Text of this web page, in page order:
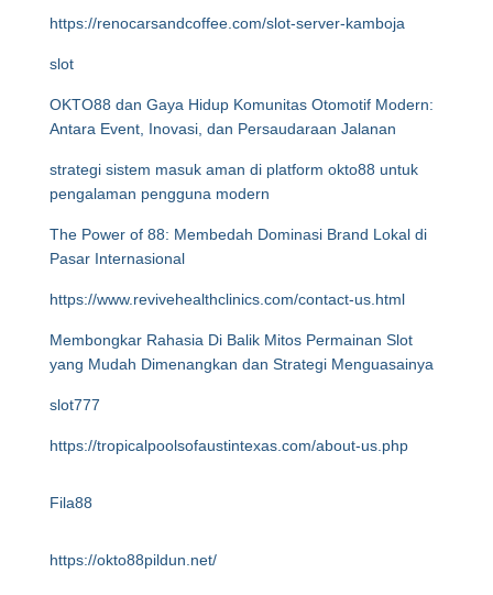
https://renocarsandcoffee.com/slot-server-kamboja
slot
OKTO88 dan Gaya Hidup Komunitas Otomotif Modern:
Antara Event, Inovasi, dan Persaudaraan Jalanan
strategi sistem masuk aman di platform okto88 untuk
pengalaman pengguna modern
The Power of 88: Membedah Dominasi Brand Lokal di
Pasar Internasional
https://www.revivehealthclinics.com/contact-us.html
Membongkar Rahasia Di Balik Mitos Permainan Slot
yang Mudah Dimenangkan dan Strategi Menguasainya
slot777
https://tropicalpoolsofaustintexas.com/about-us.php
Fila88
https://okto88pildun.net/